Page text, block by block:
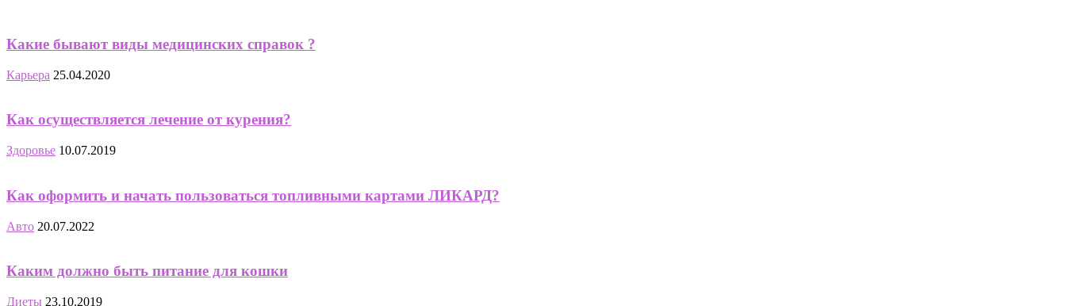
Какие бывают виды медицинских справок ?
Карьера 25.04.2020
Как осуществляется лечение от курения?
Здоровье 10.07.2019
Как оформить и начать пользоваться топливными картами ЛИКАРД?
Авто 20.07.2022
Каким должно быть питание для кошки
Диеты 23.10.2019